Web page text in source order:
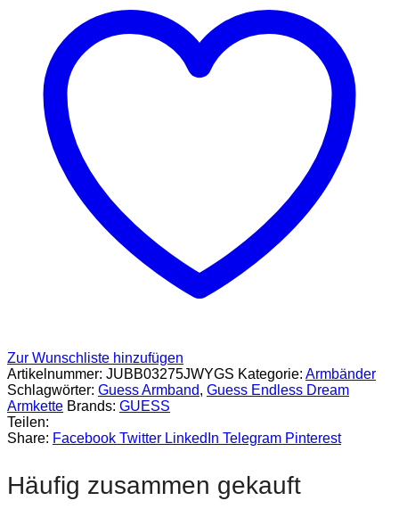
Zur Wunschliste hinzufügen
Artikelnummer: JUBB03275JWYGS Kategorie: Armbänder
Schlagwörter: Guess Armband, Guess Endless Dream
Armkette Brands: GUESS
Teilen:
Share: Facebook Twitter LinkedIn Telegram Pinterest
Häufig zusammen gekauft